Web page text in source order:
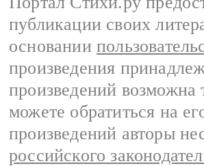
публикации своих
основании
произведения
произведений возможна
можете обратиться на
произведений авторы
российского